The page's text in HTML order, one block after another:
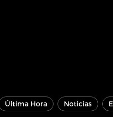
Última Hora Noticias